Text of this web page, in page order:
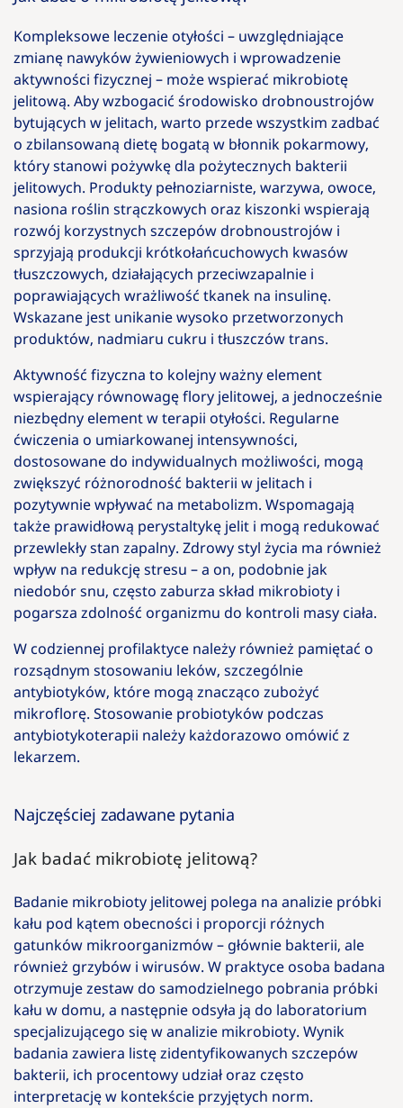
Kompleksowe leczenie otyłości – uwzględniające
zmianę nawyków żywieniowych i wprowadzenie
aktywności fizycznej – może wspierać mikrobiotę
jelitową. Aby wzbogacić środowisko drobnoustrojów
bytujących w jelitach, warto przede wszystkim zadbać
o zbilansowaną dietę bogatą w błonnik pokarmowy,
który stanowi pożywkę dla pożytecznych bakterii
jelitowych. Produkty pełnoziarniste, warzywa, owoce,
nasiona roślin strączkowych oraz kiszonki wspierają
rozwój korzystnych szczepów drobnoustrojów i
sprzyjają produkcji krótkołańcuchowych kwasów
tłuszczowych, działających przeciwzapalnie i
poprawiających wrażliwość tkanek na insulinę.
Wskazane jest unikanie wysoko przetworzonych
produktów, nadmiaru cukru i tłuszczów trans.
Aktywność fizyczna to kolejny ważny element
wspierający równowagę flory jelitowej, a jednocześnie
niezbędny element w terapii otyłości. Regularne
ćwiczenia o umiarkowanej intensywności,
dostosowane do indywidualnych możliwości, mogą
zwiększyć różnorodność bakterii w jelitach i
pozytywnie wpływać na metabolizm. Wspomagają
także prawidłową perystaltykę jelit i mogą redukować
przewlekły stan zapalny. Zdrowy styl życia ma również
wpływ na redukcję stresu – a on, podobnie jak
niedobór snu, często zaburza skład mikrobioty i
pogarsza zdolność organizmu do kontroli masy ciała.
W codziennej profilaktyce należy również pamiętać o
rozsądnym stosowaniu leków, szczególnie
antybiotyków, które mogą znacząco zubożyć
mikroflorę. Stosowanie probiotyków podczas
antybiotykoterapii należy każdorazowo omówić z
lekarzem.
Najczęściej zadawane pytania
Jak badać mikrobiotę jelitową?
Badanie mikrobioty jelitowej polega na analizie próbki
kału pod kątem obecności i proporcji różnych
gatunków mikroorganizmów – głównie bakterii, ale
również grzybów i wirusów. W praktyce osoba badana
otrzymuje zestaw do samodzielnego pobrania próbki
kału w domu, a następnie odsyła ją do laboratorium
specjalizującego się w analizie mikrobioty. Wynik
badania zawiera listę zidentyfikowanych szczepów
bakterii, ich procentowy udział oraz często
interpretację w kontekście przyjętych norm.